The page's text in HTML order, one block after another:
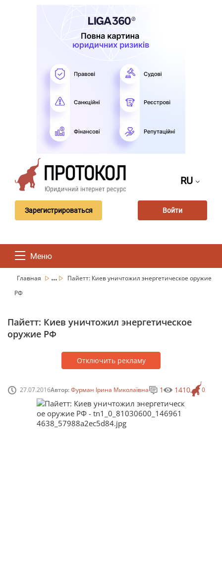
RU
Зарегистрироваться Войти
Меню
Главная ...
Пайетт: Киев уничтожил энергетическое оружие
РФ
Пайетт: Киев уничтожил энергетическое
оружие РФ
Отключить рекламу
27.07.2016Автор:Фурман Ірина Миколаївна 0
1 1410